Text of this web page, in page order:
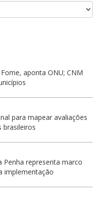
aponta ONU; CNM
para mapear avaliações
brasileiros
Penha representa marco
implementação